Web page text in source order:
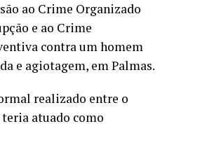
ao Crime Organizado
e ao Crime
contra um homem
e agiotagem, em Palmas.
realizado entre o
atuado como